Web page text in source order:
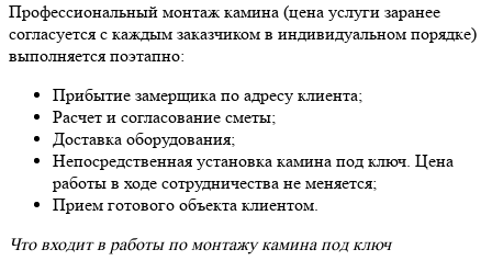
Профессиональный монтаж камина (цена услуги заранее
согласуется с каждым заказчиком в индивидуальном порядке)
выполняется поэтапно:
Прибытие замерщика по адресу клиента;
Расчет и согласование сметы;
Доставка оборудования;
Непосредственная установка камина под ключ. Цена
работы в ходе сотрудничества не меняется;
Прием готового объекта клиентом.
Что входит в работы по монтажу камина под ключ